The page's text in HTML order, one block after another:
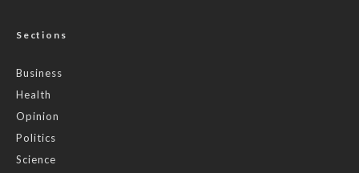
Sections
Business
Health
Opinion
Politics
Science